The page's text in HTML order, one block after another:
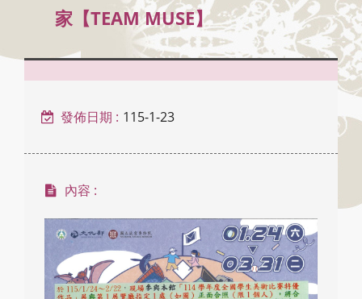
家【TEAM MUSE】
發佈日期 : 115-1-23
內容 :